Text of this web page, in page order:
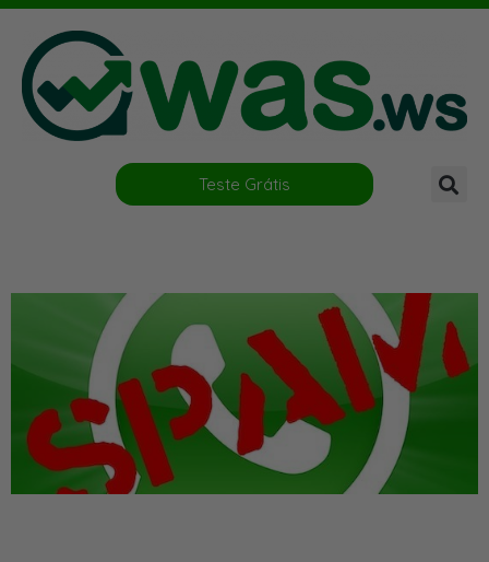
Teste Grátis